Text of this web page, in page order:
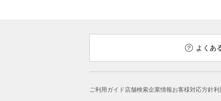
よくあ
ご利用ガイド店舗検索企業情報お客様対応方針利